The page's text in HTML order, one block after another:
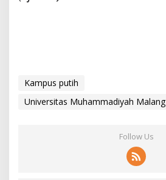
Kampus putih
Universitas Muhammadiyah Malang
Follow Us